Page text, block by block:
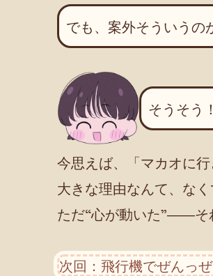
でも、案外そういうの
そうそう
今思えば、「マカオに
大きな理由なんて、なく
ただ“心が動いた”――そ
次回：飛行機でぜんっ